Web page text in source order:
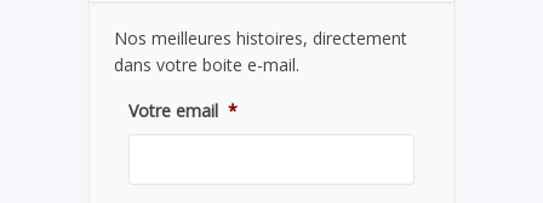
Nos meilleures histoires, directement
dans votre boite e-mail.
Votre email *